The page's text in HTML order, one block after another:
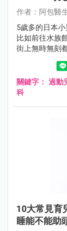
作者：阿包醫
5歲多的日本
比如前往水族
街上無時無刻
口、車窗和玩
症的兒子，爸
關鍵字： 過動
科
10大常見育
睡能不能助